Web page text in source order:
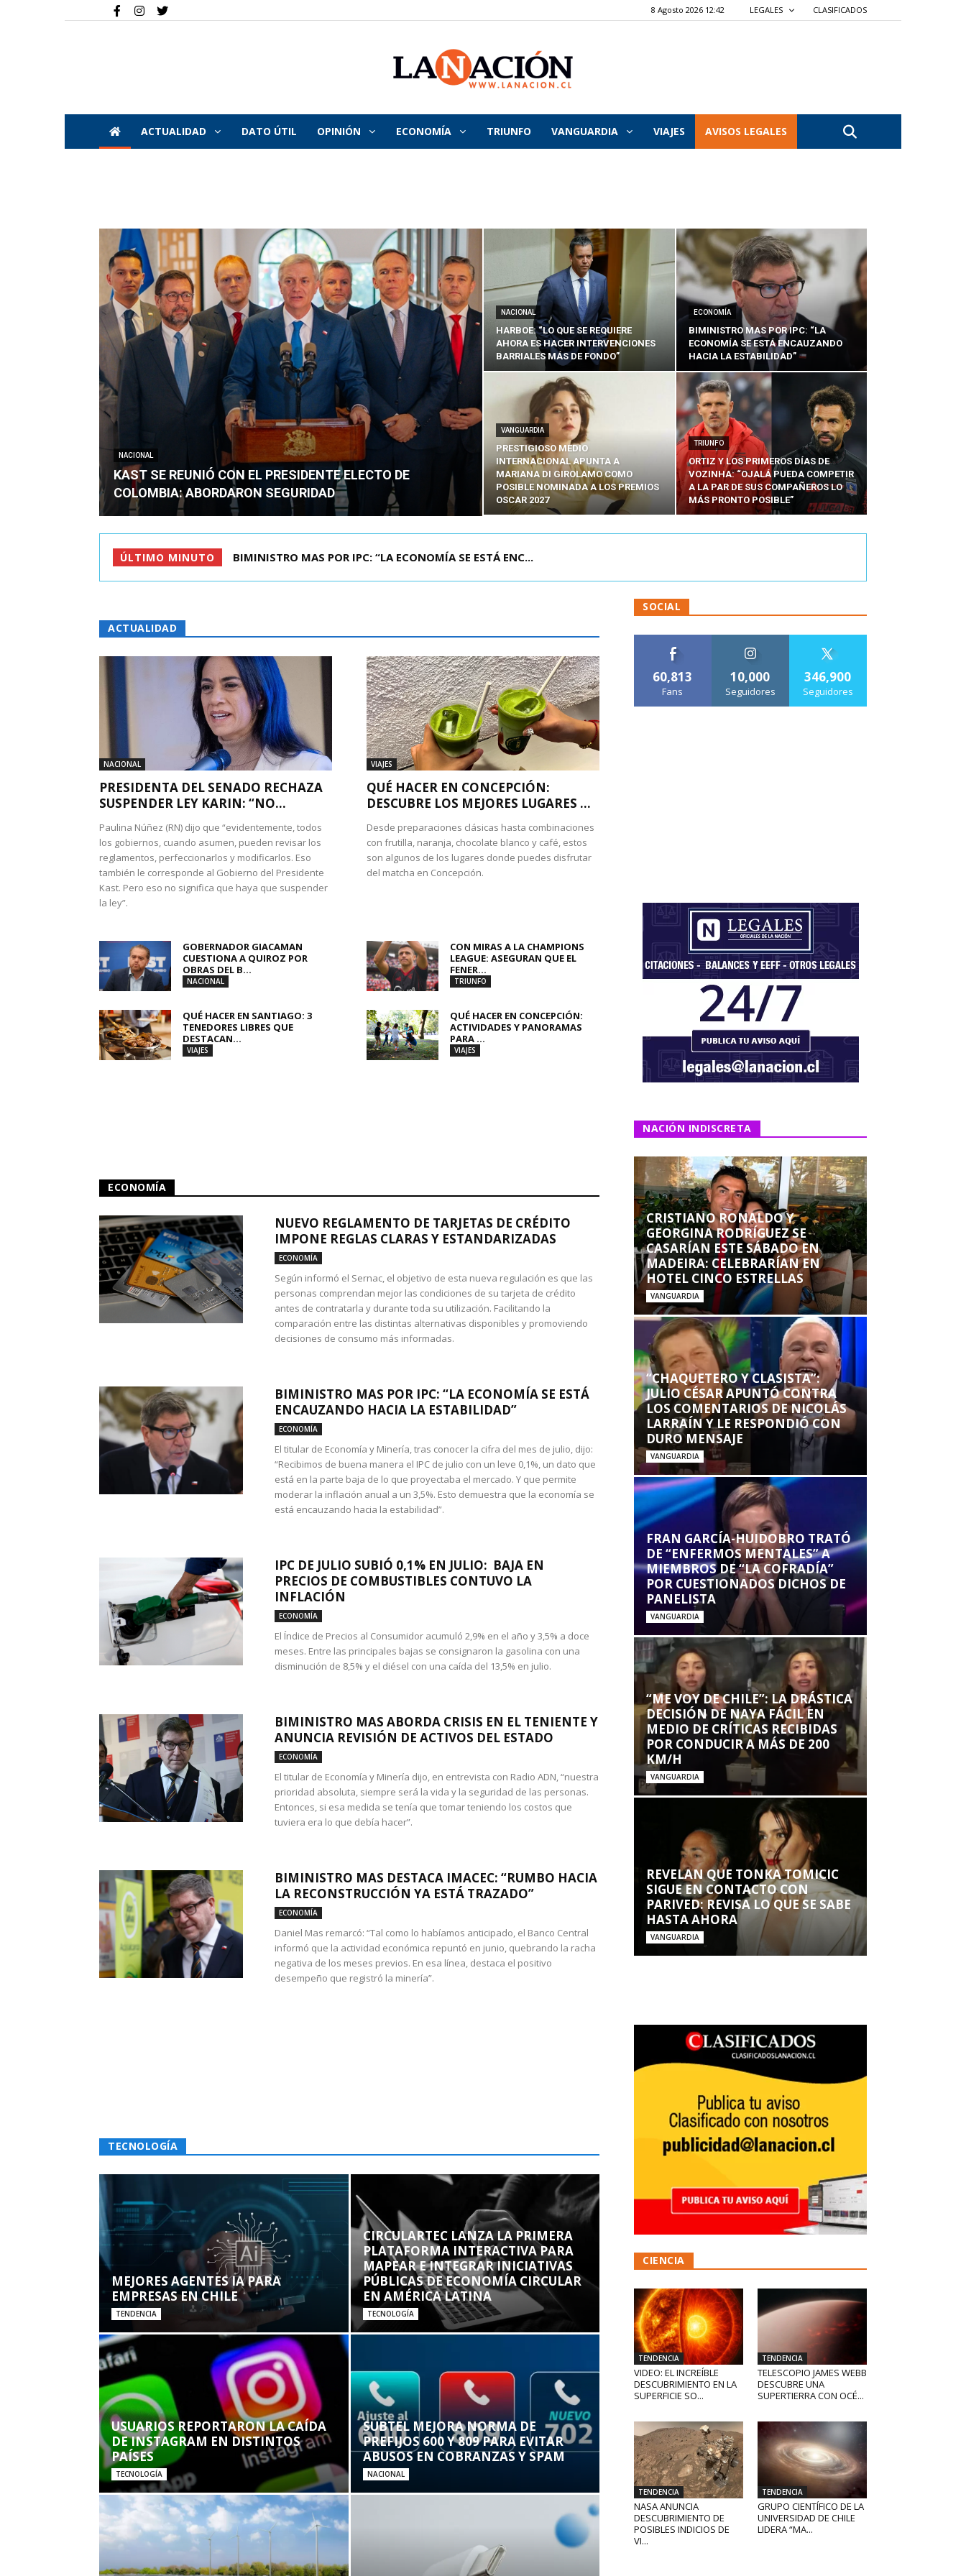
8 Agosto 2026 12:42 LEGALES CLASIFICADOS
La
Nación
ACTUALIDAD DATO ÚTIL OPINIÓN ECONOMÍA TRIUNFO VANGUARDIA VIAJES AVISOS LEGALES
NACIONAL
KAST SE REUNIÓ CON EL PRESIDENTE ELECTO DE
COLOMBIA: ABORDARON SEGURIDAD
NACIONAL
HARBOE: “LO QUE SE REQUIERE
AHORA ES HACER INTERVENCIONES
BARRIALES MÁS DE FONDO”
ECONOMÍA
BIMINISTRO MAS POR IPC: “LA
ECONOMÍA SE ESTÁ ENCAUZANDO
HACIA LA ESTABILIDAD”
VANGUARDIA
PRESTIGIOSO MEDIO
INTERNACIONAL APUNTA A
MARIANA DI GIROLAMO COMO
POSIBLE NOMINADA A LOS PREMIOS
OSCAR 2027
TRIUNFO
ORTIZ Y LOS PRIMEROS DÍAS DE
VOZINHA: “OJALÁ PUEDA COMPETIR
A LA PAR DE SUS COMPAÑEROS LO
MÁS PRONTO POSIBLE”
ÚLTIMO MINUTO BIMINISTRO MAS POR IPC: “LA ECONOMÍA SE ESTÁ ENC...
ACTUALIDAD
NACIONAL
PRESIDENTA DEL SENADO RECHAZA
SUSPENDER LEY KARIN: “NO...
Paulina Núñez (RN) dijo que “evidentemente, todos
los gobiernos, cuando asumen, pueden revisar los
reglamentos, perfeccionarlos y modificarlos. Eso
también le corresponde al Gobierno del Presidente
Kast. Pero eso no significa que haya que suspender
la ley”.
VIAJES
QUÉ HACER EN CONCEPCIÓN:
DESCUBRE LOS MEJORES LUGARES ...
Desde preparaciones clásicas hasta combinaciones
con frutilla, naranja, chocolate blanco y café, estos
son algunos de los lugares donde puedes disfrutar
del matcha en Concepción.
GOBERNADOR GIACAMAN
CUESTIONA A QUIROZ POR
OBRAS DEL B...
NACIONAL
CON MIRAS A LA CHAMPIONS
LEAGUE: ASEGURAN QUE EL
FENER...
TRIUNFO
QUÉ HACER EN SANTIAGO: 3
TENEDORES LIBRES QUE
DESTACAN...
VIAJES
QUÉ HACER EN CONCEPCIÓN:
ACTIVIDADES Y PANORAMAS
PARA ...
VIAJES
ECONOMÍA
NUEVO REGLAMENTO DE TARJETAS DE CRÉDITO
IMPONE REGLAS CLARAS Y ESTANDARIZADAS
ECONOMÍA
Según informó el Sernac, el objetivo de esta nueva regulación es que las
personas comprendan mejor las condiciones de su tarjeta de crédito
antes de contratarla y durante toda su utilización. Facilitando la
comparación entre las distintas alternativas disponibles y promoviendo
decisiones de consumo más informadas.
BIMINISTRO MAS POR IPC: “LA ECONOMÍA SE ESTÁ
ENCAUZANDO HACIA LA ESTABILIDAD”
ECONOMÍA
El titular de Economía y Minería, tras conocer la cifra del mes de julio, dijo:
“Recibimos de buena manera el IPC de julio con un leve 0,1%, un dato que
está en la parte baja de lo que proyectaba el mercado. Y que permite
moderar la inflación anual a un 3,5%. Esto demuestra que la economía se
está encauzando hacia la estabilidad”.
IPC DE JULIO SUBIÓ 0,1% EN JULIO: BAJA EN
PRECIOS DE COMBUSTIBLES CONTUVO LA
INFLACIÓN
ECONOMÍA
El Índice de Precios al Consumidor acumuló 2,9% en el año y 3,5% a doce
meses. Entre las principales bajas se consignaron la gasolina con una
disminución de 8,5% y el diésel con una caída del 13,5% en julio.
BIMINISTRO MAS ABORDA CRISIS EN EL TENIENTE Y
ANUNCIA REVISIÓN DE ACTIVOS DEL ESTADO
ECONOMÍA
El titular de Economía y Minería dijo, en entrevista con Radio ADN, “nuestra
prioridad absoluta, siempre será la vida y la seguridad de las personas.
Entonces, si esa medida se tenía que tomar teniendo los costos que
tuviera era lo que debía hacer”.
BIMINISTRO MAS DESTACA IMACEC: “RUMBO HACIA
LA RECONSTRUCCIÓN YA ESTÁ TRAZADO”
ECONOMÍA
Daniel Mas remarcó: “Tal como lo habíamos anticipado, el Banco Central
informó que la actividad económica repuntó en junio, quebrando la racha
negativa de los meses previos. En esa línea, destaca el positivo
desempeño que registró la minería”.
TECNOLOGÍA
MEJORES AGENTES IA PARA
EMPRESAS EN CHILE
TENDENCIA
CIRCULARTEC LANZA LA PRIMERA
PLATAFORMA INTERACTIVA PARA
MAPEAR E INTEGRAR INICIATIVAS
PÚBLICAS DE ECONOMÍA CIRCULAR
EN AMÉRICA LATINA
TECNOLOGÍA
USUARIOS REPORTARON LA CAÍDA
DE INSTAGRAM EN DISTINTOS
PAÍSES
TECNOLOGÍA
SUBTEL MEJORA NORMA DE
PREFIJOS 600 Y 809 PARA EVITAR
ABUSOS EN COBRANZAS Y SPAM
NACIONAL
SOCIAL
60,813
Fans
10,000
Seguidores
346,900
Seguidores
NACIÓN INDISCRETA
CRISTIANO RONALDO Y
GEORGINA RODRÍGUEZ SE
CASARÍAN ESTE SÁBADO EN
MADEIRA: CELEBRARÍAN EN
HOTEL CINCO ESTRELLAS
VANGUARDIA
“CHAQUETERO Y CLASISTA”:
JULIO CÉSAR APUNTÓ CONTRA
LOS COMENTARIOS DE NICOLÁS
LARRAÍN Y LE RESPONDIÓ CON
DURO MENSAJE
VANGUARDIA
FRAN GARCÍA-HUIDOBRO TRATÓ
DE “ENFERMOS MENTALES” A
MIEMBROS DE “LA COFRADÍA”
POR CUESTIONADOS DICHOS DE
PANELISTA
VANGUARDIA
“ME VOY DE CHILE”: LA DRÁSTICA
DECISIÓN DE NAYA FÁCIL EN
MEDIO DE CRÍTICAS RECIBIDAS
POR CONDUCIR A MÁS DE 200
KM/H
VANGUARDIA
REVELAN QUE TONKA TOMICIC
SIGUE EN CONTACTO CON
PARIVED: REVISA LO QUE SE SABE
HASTA AHORA
VANGUARDIA
CIENCIA
TENDENCIA
VIDEO: EL INCREÍBLE
DESCUBRIMIENTO EN LA
SUPERFICIE SO...
TENDENCIA
TELESCOPIO JAMES WEBB
DESCUBRE UNA
SUPERTIERRA CON OCÉ...
TENDENCIA
NASA ANUNCIA
DESCUBRIMIENTO DE
POSIBLES INDICIOS DE
VI...
TENDENCIA
GRUPO CIENTÍFICO DE LA
UNIVERSIDAD DE CHILE
LIDERA “MA...